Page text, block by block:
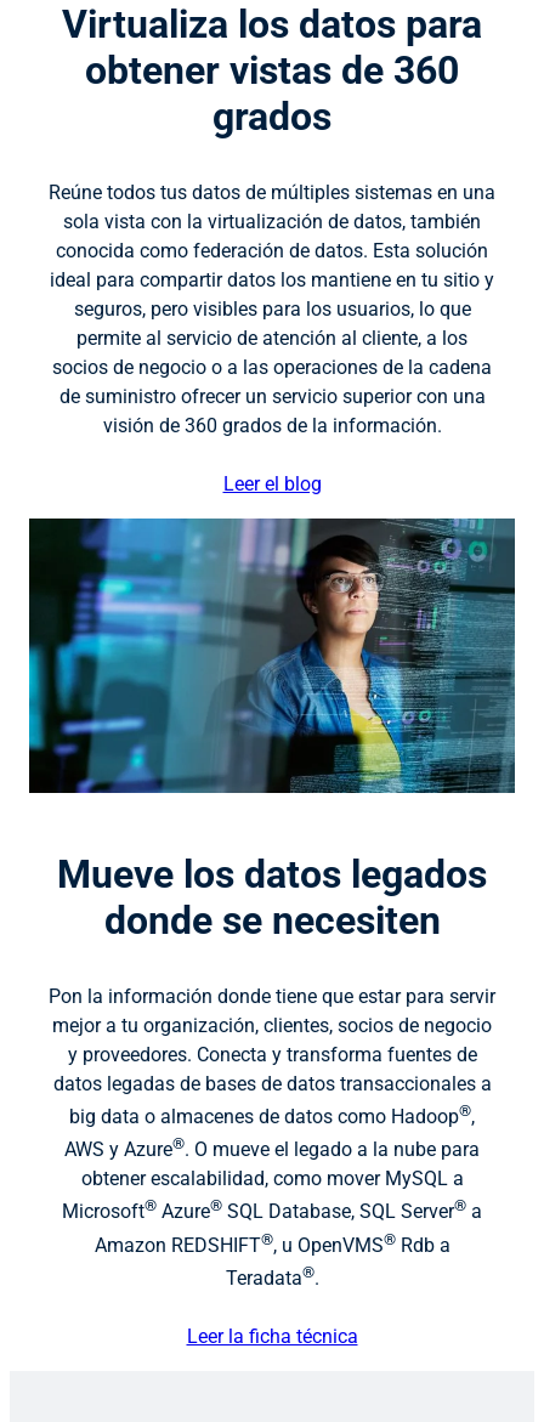
Virtualiza los datos para
obtener vistas de 360
grados
Reúne todos tus datos de múltiples sistemas en una
sola vista con la virtualización de datos, también
conocida como federación de datos. Esta solución
ideal para compartir datos los mantiene en tu sitio y
seguros, pero visibles para los usuarios, lo que
permite al servicio de atención al cliente, a los
socios de negocio o a las operaciones de la cadena
de suministro ofrecer un servicio superior con una
visión de 360 grados de la información.
Leer el blog
Mueve los datos legados
donde se necesiten
Pon la información donde tiene que estar para servir
mejor a tu organización, clientes, socios de negocio
y proveedores. Conecta y transforma fuentes de
datos legadas de bases de datos transaccionales a
big data o almacenes de datos como Hadoop®,
AWS y Azure®. O mueve el legado a la nube para
obtener escalabilidad, como mover MySQL a
Microsoft® Azure® SQL Database, SQL Server® a
Amazon REDSHIFT®, u OpenVMS®Rdb a
Teradata®.
Leer la ficha técnica